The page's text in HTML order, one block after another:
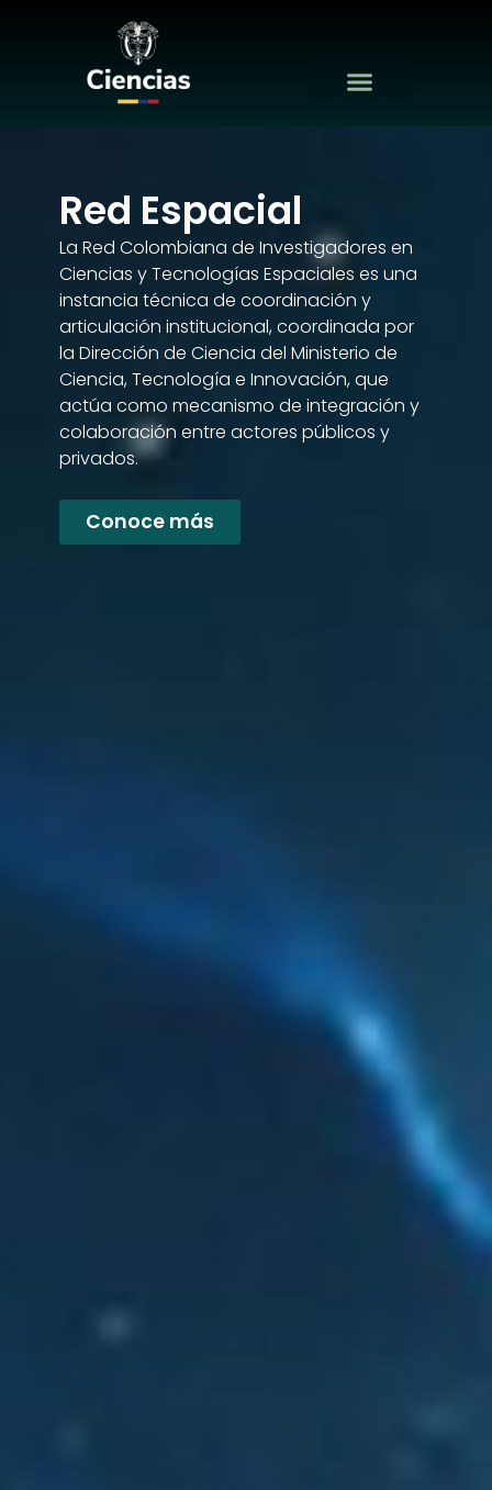
Red Espacial
La Red Colombiana de Investigadores en
Ciencias y Tecnologías Espaciales es una
instancia técnica de coordinación y
articulación institucional, coordinada por
la Dirección de Ciencia del Ministerio de
Ciencia, Tecnología e Innovación, que
actúa como mecanismo de integración y
colaboración entre actores públicos y
privados.
Conoce más